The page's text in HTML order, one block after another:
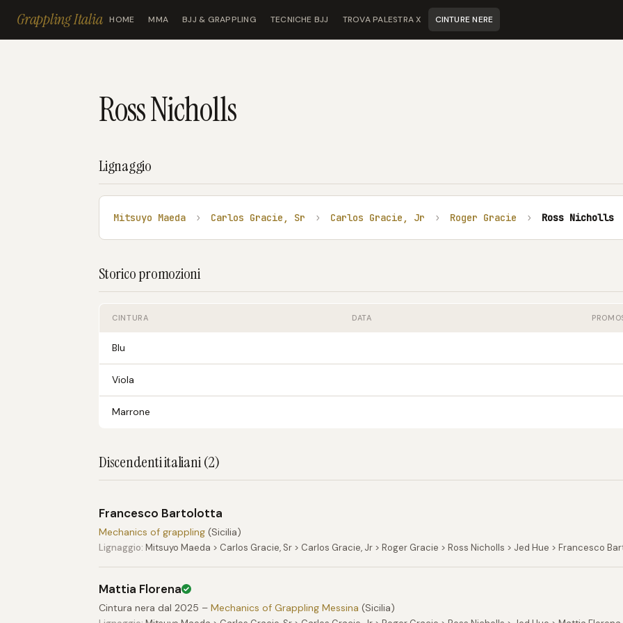
Grappling Italia HOME MMA BJJ & GRAPPLING TECNICHE BJJ TROVA PALESTRA X CINTURE NERE
Ross Nicholls
Lignaggio
Mitsuyo Maeda › Carlos Gracie, Sr › Carlos Gracie, Jr › Roger Gracie › Ross Nicholls
Storico promozioni
CINTURA DATA
Blu
Viola
Marrone
Discendenti italiani (2)
Francesco Bartolotta
Mechanics of grappling (Sicilia)
Lignaggio: Mitsuyo Maeda > Carlos Gracie, Sr > Carlos Gracie, Jr > Roger Gracie > Ross Nicholls > Jed Hue > Francesco
Mattia Florena
Cintura nera dal 2025 – Mechanics of Grappling Messina (Sicilia)